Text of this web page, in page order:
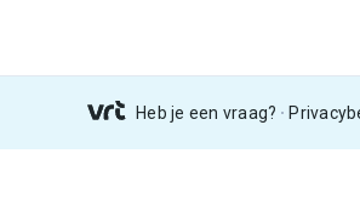
Heb je een vraag?